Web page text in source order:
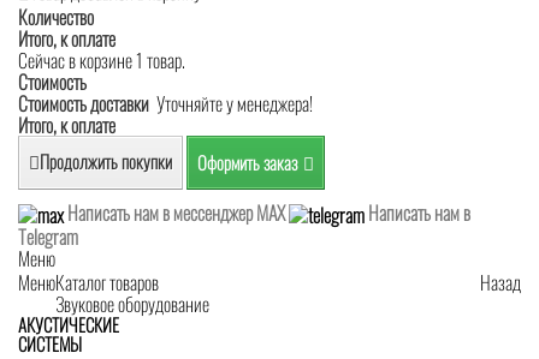
Количество
Итого, к оплате
Сейчас в корзине 1 товар.
Стоимость
Стоимость доставки Уточняйте у менеджера!
Итого, к оплате
Продолжить покупки Оформить заказ
Написать нам в мессенджер MAX
Написать нам в
Telegram
Меню
Меню
Назад
Каталог товаров
Звуковое оборудование
АКУСТИЧЕСКИЕ
СИСТЕМЫ